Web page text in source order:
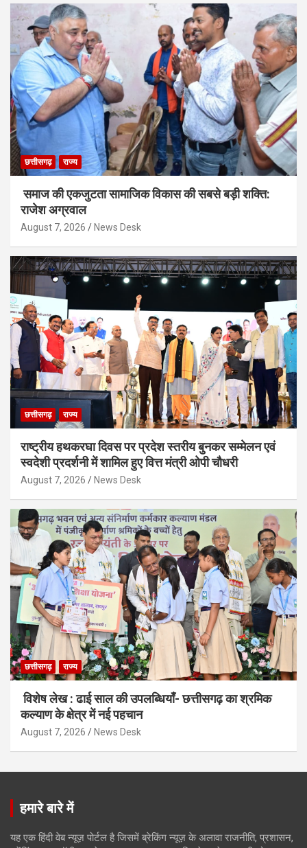
छत्तीसगढ़ राज्य
समाज की एकजुटता सामाजिक विकास की सबसे बड़ी शक्ति:
राजेश अग्रवाल
August 7, 2026 News Desk
छत्तीसगढ़ राज्य
राष्ट्रीय हथकरघा दिवस पर प्रदेश स्तरीय बुनकर सम्मेलन एवं
स्वदेशी प्रदर्शनी में शामिल हुए वित्त मंत्री ओपी चौधरी
August 7, 2026 News Desk
छत्तीसगढ़ राज्य
विशेष लेख : ढाई साल की उपलब्धियाँ- छत्तीसगढ़ का श्रमिक
कल्याण के क्षेत्र में नई पहचान
August 7, 2026 News Desk
हमारे बारे में
यह एक हिंदी वेब न्यूज़ पोर्टल है जिसमें ब्रेकिंग न्यूज़ के अलावा राजनीति, प्रशासन,